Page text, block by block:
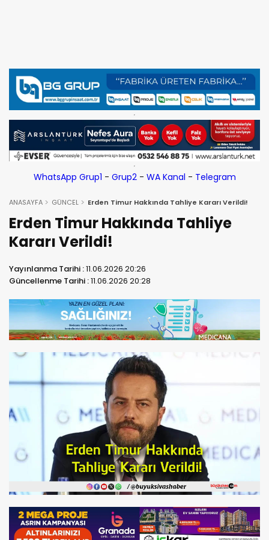
WhatsApp Grup1 - Grup2- WA Kanal - Telegram
ANASAYFA GÜNCEL Erden Timur Hakkında Tahliye Kararı Verildi!
Erden Timur Hakkında Tahliye
Kararı Verildi!
Yayınlanma Tarihi :11.06.2026 20:26
Güncellenme Tarihi :11.06.2026 20:28